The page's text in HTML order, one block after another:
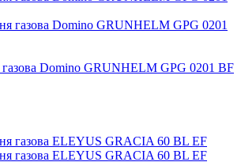
Domino GRUNHELM GPG 0201 BF